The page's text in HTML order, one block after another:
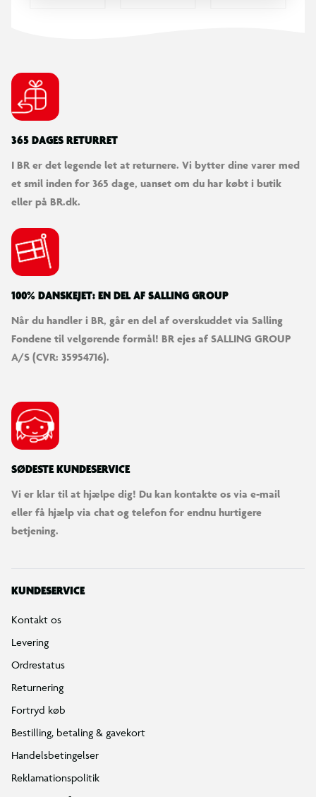
- Maks stolehøjde: 131,5 cm
365 DAGES RETURRET
I BR er det legende let at returnere. Vi bytter dine varer med
et smil inden for 365 dage, uanset om du har købt i butik
eller på BR.dk.
100% DANSKEJET: EN DEL AF SALLING GROUP
Når du handler i BR, går en del af overskuddet via Salling
Fondene til velgørende formål! BR ejes af SALLING GROUP
A/S (CVR: 35954716).
SØDESTE KUNDESERVICE
Vi er klar til at hjælpe dig! Du kan kontakte os via e-mail
eller få hjælp via chat og telefon for endnu hurtigere
betjening.
KUNDESERVICE
Kontakt os
Levering
Ordrestatus
Returnering
Fortryd køb
Bestilling, betaling & gavekort
Handelsbetingelser
Reklamationspolitik